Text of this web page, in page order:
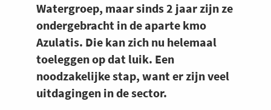
Watergroep, maar sinds 2 jaar zijn ze
ondergebracht in de aparte kmo
Azulatis. Die kan zich nu helemaal
toeleggen op dat luik. Een
noodzakelijke stap, want er zijn veel
uitdagingen in de sector.